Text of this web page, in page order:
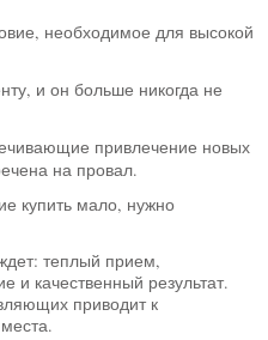
необходимое для высокой
и он больше никогда не
привлечение новых
на провал.
купить мало, нужно
теплый прием,
и качественный результат.
приводит к